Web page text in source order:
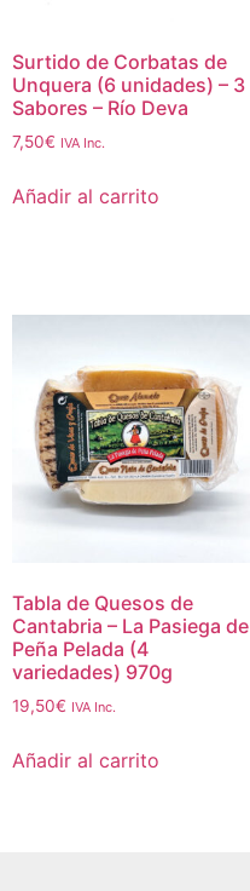
Surtido de Corbatas de
Unquera (6 unidades) – 3
Sabores – Río Deva
7,50€ IVA Inc.
Añadir al carrito
Tabla de Quesos de
Cantabria – La Pasiega de
Peña Pelada (4
variedades) 970g
19,50€ IVA Inc.
Añadir al carrito